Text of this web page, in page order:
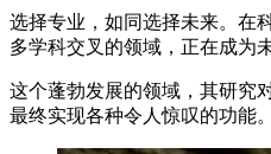
选择专业，如同选择未来。在
多学科交叉的领域，正在成为
这个蓬勃发展的领域，其研究
最终实现各种令人惊叹的功能